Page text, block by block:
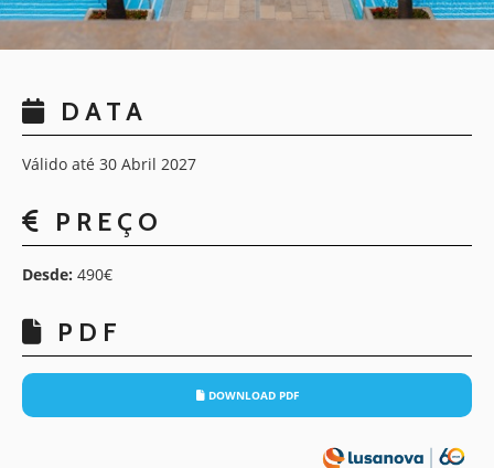
DATA
Válido até 30 Abril 2027
PREÇO
Desde: 490€
PDF
DOWNLOAD PDF